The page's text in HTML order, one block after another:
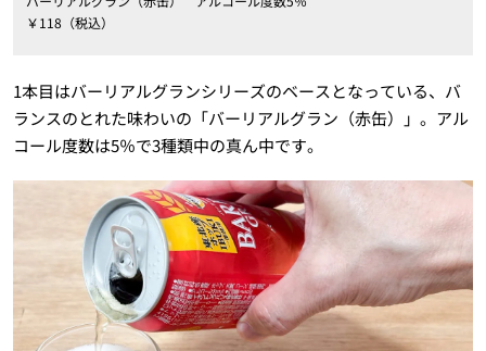
￥118（税込）
1本目はバーリアルグランシリーズのベースとなっている、バ
ランスのとれた味わいの「バーリアルグラン（赤缶）」。アル
コール度数は5％で3種類中の真ん中です。